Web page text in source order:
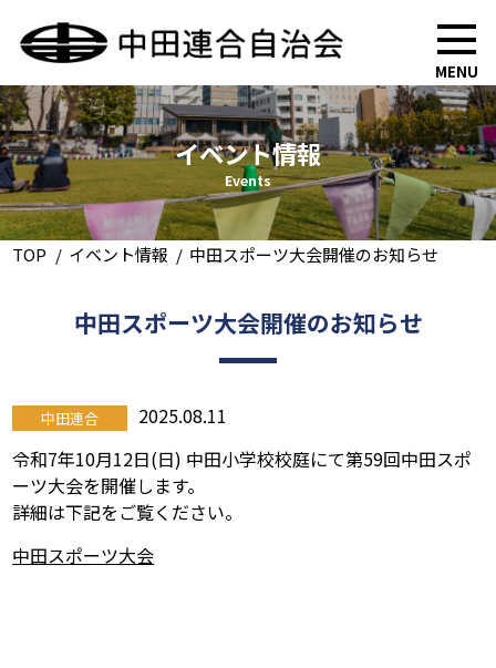
MENU
イベント情報
Events
TOP イベント情報 中田スポーツ大会開催のお知らせ
中田スポーツ大会開催のお知らせ
中田連合
2025.08.11
令和7年10月12日(日) 中田小学校校庭にて第59回中田スポ
ーツ大会を開催します。
詳細は下記をご覧ください。
中田スポーツ大会